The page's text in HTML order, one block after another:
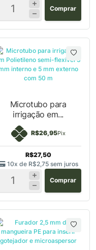
Comprar
Microtubo para
irrigação em...
R$26,95Pix
R$27,50
10x de R$2,75sem juros
Comprar